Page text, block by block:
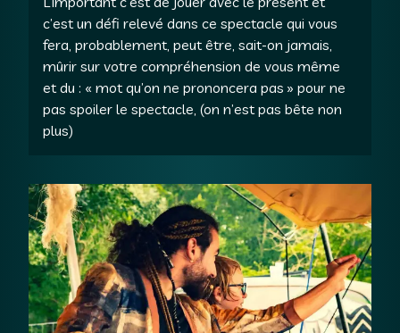
c’est un défi relevé dans ce spectacle qui vous
fera, probablement, peut être, sait-on jamais,
mûrir sur votre compréhension de vous même
et du : « mot qu’on ne prononcera pas » pour ne
pas spoiler le spectacle, (on n’est pas bête non
plus)